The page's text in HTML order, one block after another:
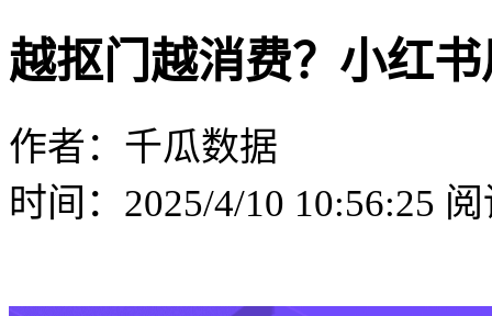
越抠门越消费？小红
作者：千瓜数据
时间：2025/4/10 10:56:25